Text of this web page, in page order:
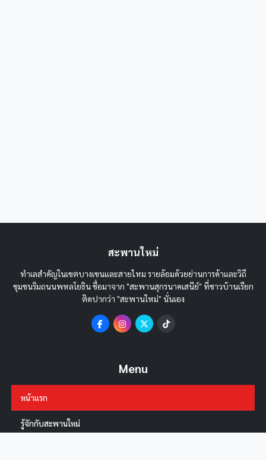
สะพานใหม่
ทำเลสำคัญในเขตบางเขนและสายไหม รายล้อมด้วยย่านการค้าและวิถี
ชุมชนริมถนนพหลโยธิน ชื่อมาจาก "สะพานสุกรนาคเสนีย์" ที่ชาวบ้านเรียก
ติดปากว่า "สะพานใหม่" นั่นเอง
Menu
หน้าแรก
รู้จักกับสะพานใหม่